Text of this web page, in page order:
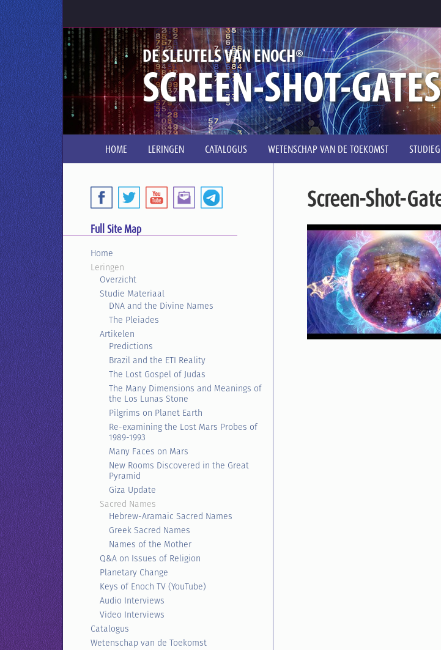
DE SLEUTELS VAN ENOCH®
SCREEN-SHOT-
HOME LERINGEN CATALOGUS WETENSCHAP VAN DE TOEKOMST
Screen-Shot-
Full Site Map
Home
Leringen
Overzicht
Studie Materiaal
DNA and the Divine Names
The Pleiades
Artikelen
Predictions
Brazil and the ETI Reality
The Lost Gospel of Judas
The Many Dimensions and Meanings of
the Los Lunas Stone
Pilgrims on Planet Earth
Re-examining the Lost Mars Probes of
1989-1993
Many Faces on Mars
New Rooms Discovered in the Great
Pyramid
Giza Update
Sacred Names
Hebrew-Aramaic Sacred Names
Greek Sacred Names
Names of the Mother
Q&A on Issues of Religion
Planetary Change
Keys of Enoch TV (YouTube)
Audio Interviews
Video Interviews
Catalogus
Wetenschap van de Toekomst